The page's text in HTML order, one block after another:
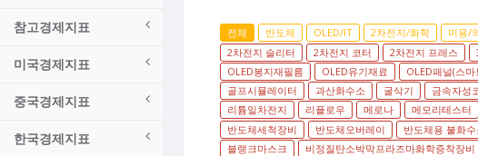
참고경제지표
미국경제지표
중국경제지표
한국경제지표
전체 반도체 OLED/IT 2차전지/화학 미용/
2차전지 슬리터
2차전지 코터 2차전지 프레스
OLED봉지재필름
OLED유기재료 OLED패널(스마
골프시뮬레이터
과산화수소 굴삭기 금속자성
리튬일차전지
리플로우 메로나 메모리테스터
반도체세척장비
반도체오버레이 반도체용 불화수
블랭크마스크
비정질탄소박막프라즈마화학증착장비